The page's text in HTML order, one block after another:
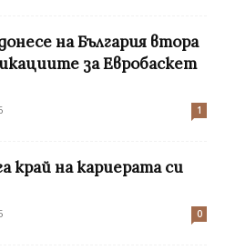
на България втора
за Евробаскет
1
край на кариерата си
0